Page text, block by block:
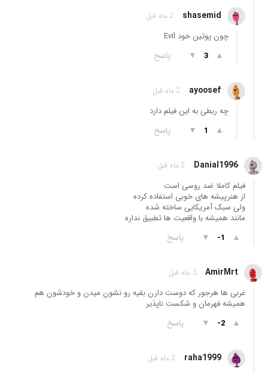
shasemid 2 ماه قبل
چون پوتین خود Evil
▲
3
▼ پاسخ
ayoosef 2 ماه قبل
چه ربطی به این فیلم دارد
▲
1
▼ پاسخ
Danial1996 2 ماه قبل
فیلم کاملا ضد روسی است
از هنرپیشه های خوبی استفاده کرده
ولی سبک آمریکایی ساخته شده
مانند همیشه با واقعیت ها تطبیق نداره
▲
-1
▼ پاسخ
AmirMrt 3 ماه قبل
غربی ها هرجور که دوست دارن بقیه رو نشون میدن و خودشون هم
همیشه فهرمان و شکست ناپذیر
▲
-2
▼ پاسخ
raha1999 2 ماه قبل